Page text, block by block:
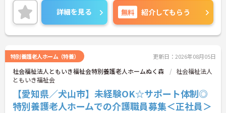
お話しいたしますのでお気軽にご相談ください。
詳細を見る 無料 紹介してもらう
特別養護老人ホーム（特養） 更新日：2026年08月05日
社会福祉法人ともいき福祉会特別養護老人ホームぬく森
社会福祉法人
ともいき福祉会
【愛知県／犬山市】未経験OK☆サポート体制◎
特別養護老人ホームでの介護職員募集＜正社員＞